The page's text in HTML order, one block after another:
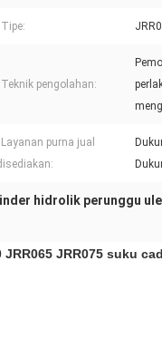
Tipe:
Teknik pengolahan:
Layanan purna jual
hidrolik perunggu
JRR075 suku